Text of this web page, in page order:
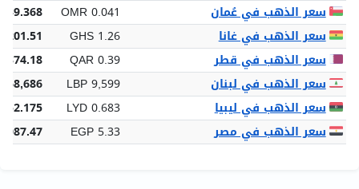
سعر الذهب في عُمان
OMR 0.041
39.368
سعر الذهب في غانا
GHS 1.26
سعر الذهب في قطر
QAR 0.39
374.18
سعر الذهب في لبنان
LBP 9,599
سعر الذهب في ليبيا
LYD 0.683
سعر الذهب في مصر
EGP 5.33